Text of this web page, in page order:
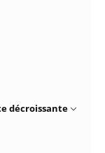
décroissante